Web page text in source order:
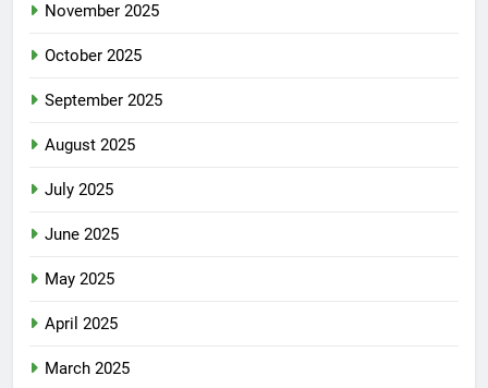
November 2025
October 2025
September 2025
August 2025
July 2025
June 2025
May 2025
April 2025
March 2025